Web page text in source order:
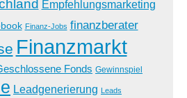
Empfehlungsmarketing
Finanz-Jobs finanzberater
Finanzmarkt
Fonds Gewinnspiel
Leadgenerierung Leads